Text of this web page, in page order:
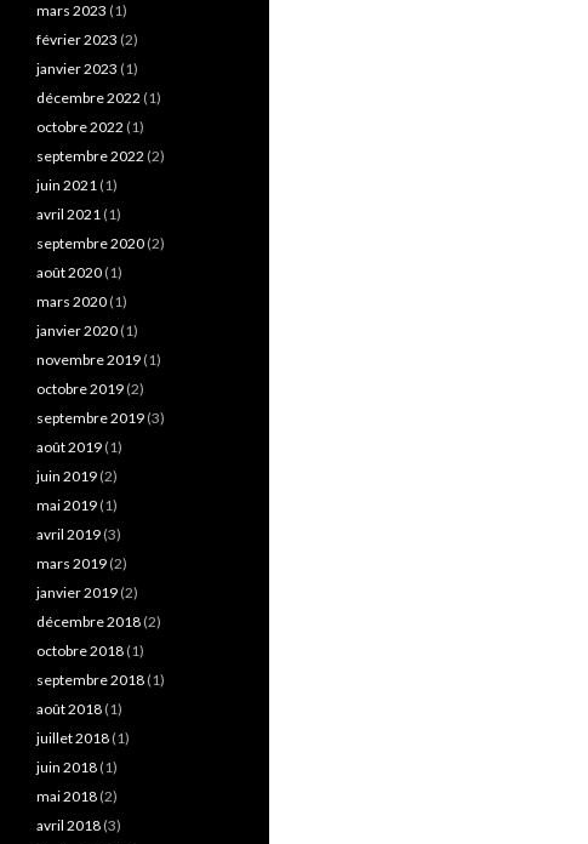
mars 2023 (1)
février 2023 (2)
janvier 2023 (1)
décembre 2022 (1)
octobre 2022 (1)
septembre 2022 (2)
juin 2021 (1)
avril 2021 (1)
septembre 2020 (2)
août 2020 (1)
mars 2020 (1)
janvier 2020 (1)
novembre 2019 (1)
octobre 2019 (2)
septembre 2019 (3)
août 2019 (1)
juin 2019 (2)
mai 2019 (1)
avril 2019 (3)
mars 2019 (2)
janvier 2019 (2)
décembre 2018 (2)
octobre 2018 (1)
septembre 2018 (1)
août 2018 (1)
juillet 2018 (1)
juin 2018 (1)
mai 2018 (2)
avril 2018 (3)